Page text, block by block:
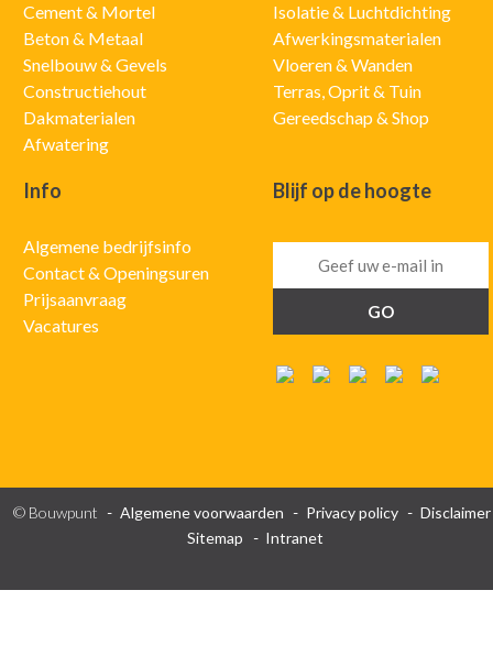
Cement & Mortel
Beton & Metaal
Snelbouw & Gevels
Constructiehout
Dakmaterialen
Afwatering
Isolatie & Luchtdichting
Afwerkingsmaterialen
Vloeren & Wanden
Terras, Oprit & Tuin
Gereedschap & Shop
Info
Algemene bedrijfsinfo
Contact & Openingsuren
Prijsaanvraag
Vacatures
Blijf op de hoogte
© Bouwpunt Algemene voorwaarden Privacy policy
Disclaimer
Sitemap
Intranet